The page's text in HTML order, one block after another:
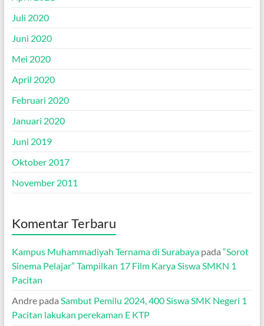
Juli 2020
Juni 2020
Mei 2020
April 2020
Februari 2020
Januari 2020
Juni 2019
Oktober 2017
November 2011
Komentar Terbaru
Kampus Muhammadiyah Ternama di Surabayapada “Sorot
Sinema Pelajar” Tampilkan 17 Film Karya Siswa SMKN 1
Pacitan
Andrepada Sambut Pemilu 2024, 400 Siswa SMK Negeri 1
Pacitan lakukan perekaman E KTP